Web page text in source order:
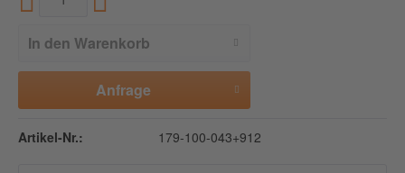
In den Warenkorb
Anfrage
Artikel-Nr.: 179-100-043+912